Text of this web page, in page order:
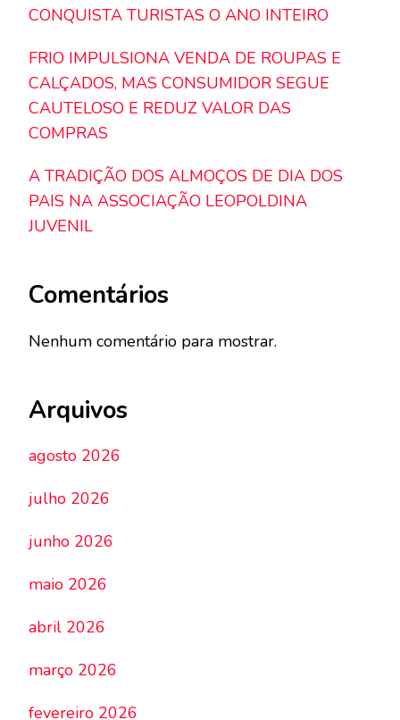
CONQUISTA TURISTAS O ANO INTEIRO
FRIO IMPULSIONA VENDA DE ROUPAS E
CALÇADOS, MAS CONSUMIDOR SEGUE
CAUTELOSO E REDUZ VALOR DAS
COMPRAS
A TRADIÇÃO DOS ALMOÇOS DE DIA DOS
PAIS NA ASSOCIAÇÃO LEOPOLDINA
JUVENIL
Comentários
Nenhum comentário para mostrar.
Arquivos
agosto 2026
julho 2026
junho 2026
maio 2026
abril 2026
março 2026
fevereiro 2026